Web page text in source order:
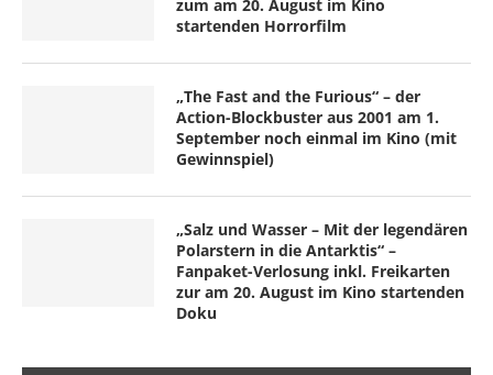
zum am 20. August im Kino
startenden Horrorfilm
„The Fast and the Furious“ – der
Action-Blockbuster aus 2001 am 1.
September noch einmal im Kino (mit
Gewinnspiel)
„Salz und Wasser – Mit der legendären
Polarstern in die Antarktis“ –
Fanpaket-Verlosung inkl. Freikarten
zur am 20. August im Kino startenden
Doku